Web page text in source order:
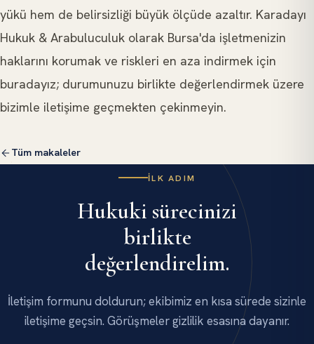
yükü hem de belirsizliği büyük ölçüde azaltır. Karadayı
Hukuk & Arabuluculuk olarak Bursa'da işletmenizin
haklarını korumak ve riskleri en aza indirmek için
buradayız; durumunuzu birlikte değerlendirmek üzere
bizimle iletişime geçmekten çekinmeyin.
Tüm makaleler
İLK ADIM
Hukuki sürecinizi
birlikte
değerlendirelim.
İletişim formunu doldurun; ekibimiz en kısa sürede sizinle
iletişime geçsin. Görüşmeler gizlilik esasına dayanır.